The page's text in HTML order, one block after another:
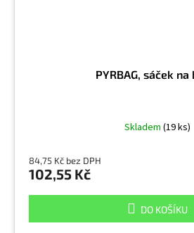
PYRBAG, sáček
Skladem (19 ks)
84,75 Kč bez DPH
102,55 Kč
DO KOŠÍKU